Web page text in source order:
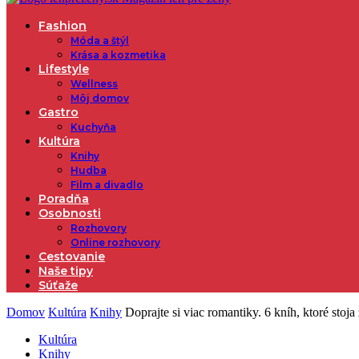
Fashion
Móda a štýl
Krása a kozmetika
Lifestyle
Wellness
Môj domov
Gastro
Kuchyňa
Kultúra
Knihy
Hudba
Film a divadlo
Poradňa
Osobnosti
Rozhovory
Online rozhovory
Cestovanie
Naše tipy
Súťaže
Domov Kultúra Knihy Doprajte si viac romantiky. 6 kníh, ktoré stoja
Kultúra
Knihy